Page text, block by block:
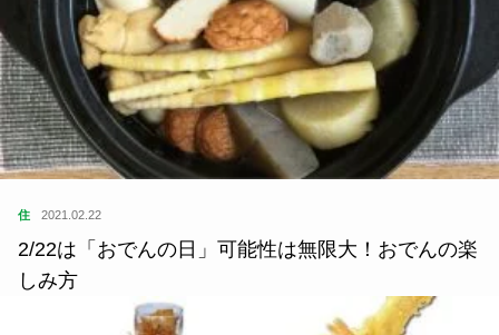
住 2021.02.22
2/22は「おでんの日」可能性は無限大！おでんの楽
しみ方